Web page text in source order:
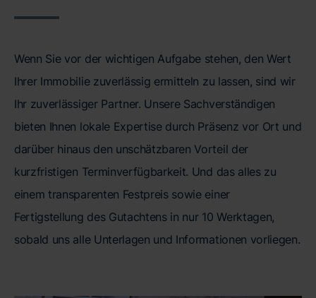
Wenn Sie vor der wichtigen Aufgabe stehen, den Wert
Ihrer Immobilie zuverlässig ermitteln zu lassen, sind wir
Ihr zuverlässiger Partner. Unsere Sachverständigen
bieten Ihnen lokale Expertise durch Präsenz vor Ort und
darüber hinaus den unschätzbaren Vorteil der
kurzfristigen Terminverfügbarkeit. Und das alles zu
einem transparenten Festpreis sowie einer
Fertigstellung des Gutachtens in nur 10 Werktagen,
sobald uns alle Unterlagen und Informationen vorliegen.